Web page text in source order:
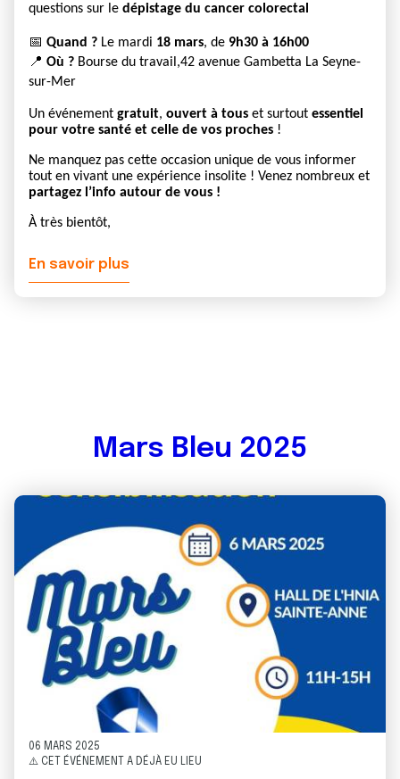
questions sur le dépistage du cancer colorectal
📅 Quand ? Le mardi 18 mars, de 9h30 à 16h00
📍 Où ? Bourse du travail,42 avenue Gambetta La Seyne-
sur-Mer
Un événement gratuit, ouvert à tous et surtout essentiel
pour votre santé et celle de vos proches !
Ne manquez pas cette occasion unique de vous informer
tout en vivant une expérience insolite ! Venez nombreux et
partagez l’info autour de vous !
À très bientôt,
En savoir plus
Mars Bleu 2025
06 MARS 2025
⚠️ CET ÉVÉNEMENT A DÉJÀ EU LIEU